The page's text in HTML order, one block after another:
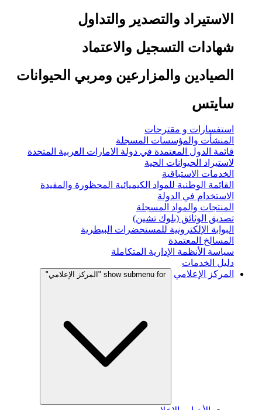
الاستيراد والتصدير والتداول
شهادات التسجيل والاعتماد
الصيادين والمزارعين ومربي الحيوانات
سايتس
استفسارات و مقترحات
المنشأت والمؤسسات المسجلة
قائمة الدول المعتمدة في دولة الامارات العربية المتحدة
لاستيراد الحيوانات الحية
الخدمات الاستباقية
القائمة الوطنية للمواد الكيميائية المحظورة والمقيدة
الاستخدام في الدولة
المنتجات والمواد المسجلة
تصديق الوثائق (بلوك تشين)
البوابة الإلكترونية للمستحضرات البيطرية
المسالخ المعتمدة
سياسة الأنظمة الإدارية المتكاملة
دليل الخدمات
المركز الإعلامي
show submenu for "المركز الإعلامي"